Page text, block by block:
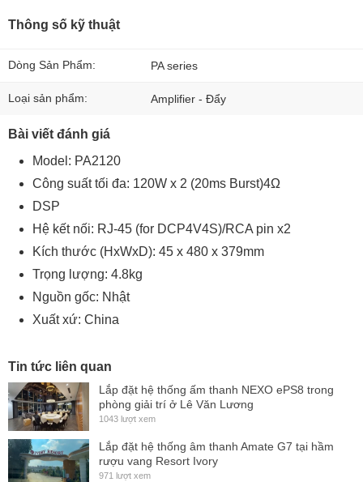
Thông số kỹ thuật
Dòng Sản Phẩm: PA series
Loại sản phẩm: Amplifier - Đẩy
Bài viết đánh giá
Model: PA2120
Công suất tối đa: 120W x 2 (20ms Burst)4Ω
DSP
Hệ kết nối: RJ-45 (for DCP4V4S)/RCA pin x2
Kích thước (HxWxD): 45 x 480 x 379mm
Trọng lượng: 4.8kg
Nguồn gốc: Nhật
Xuất xứ: China
Tin tức liên quan
Lắp đặt hệ thống ấm thanh NEXO ePS8 trong
phòng giải trí ở Lê Văn Lương
1043 lượt xem
Lắp đặt hệ thống âm thanh Amate G7 tại hầm
rượu vang Resort Ivory
971 lượt xem